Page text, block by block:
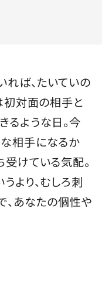
れば、たいていの
初対面の相手と
るような日。今
相手になるか
けている気配。
より、むしろ刺
、あなたの個性や